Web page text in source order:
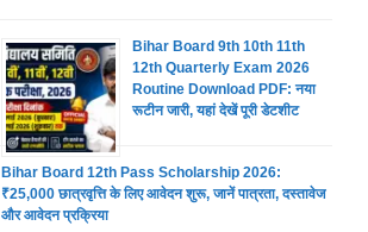
Bihar Board 9th 10th 11th
12th Quarterly Exam 2026
Routine Download PDF: नया
रूटीन जारी, यहां देखें पूरी डेटशीट
Bihar Board 12th Pass Scholarship 2026:
₹25,000 छात्रवृत्ति के लिए आवेदन शुरू, जानें पात्रता, दस्तावेज
और आवेदन प्रक्रिया